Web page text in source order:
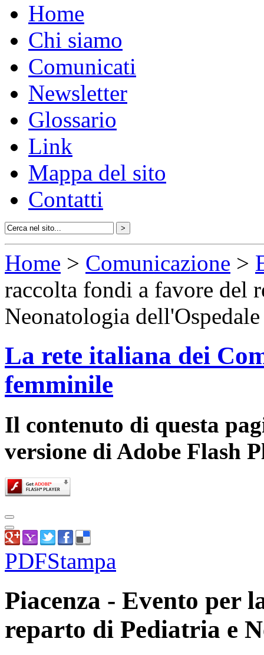
Home
Chi siamo
Comunicati
Newsletter
Glossario
Link
Mappa del sito
Contatti
Home > Comunicazione >
raccolta fondi a favore del
Neonatologia dell'Ospedale
La rete italiana dei
femminile
Il contenuto di questa
versione di Adobe Flash
PDFStampa
Piacenza - Evento per
reparto di Pediatria e